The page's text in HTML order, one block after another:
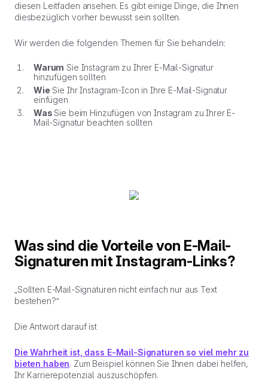
diesen Leitfaden ansehen. Es gibt einige Dinge, die Ihnen
diesbezüglich vorher bewusst sein sollten.
Wir werden die folgenden Themen für Sie behandeln:
Warum Sie Instagram zu Ihrer E-Mail-Signatur
hinzufügen sollten
Wie Sie Ihr Instagram-Icon in Ihre E-Mail-Signatur
einfügen
Was Sie beim Hinzufügen von Instagram zu Ihrer E-
Mail-Signatur beachten sollten
Was sind die Vorteile von E-Mail-
Signaturen mit Instagram-Links?
„Sollten E-Mail-Signaturen nicht einfach nur aus Text
bestehen?“
Die Antwort darauf ist
Die Wahrheit ist, dass E-Mail-Signaturen so viel mehr zu
bieten haben. Zum Beispiel können Sie Ihnen dabei helfen,
Ihr Karrierepotenzial auszuschöpfen.